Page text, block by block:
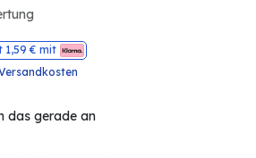
1,59 € mit
das gerade an